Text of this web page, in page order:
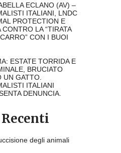
ECLANO (AV) –
ITALIANI, LNDC
PROTECTION E
CONTRO LA “TIRATA
CON I BUOI
ESTATE TORRIDA E
BRUCIATO
UN GATTO.
ITALIANI
DENUNCIA.
degli animali